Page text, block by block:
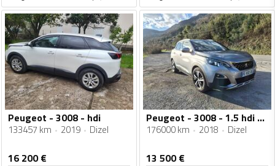
Peugeot - 3008 - hdi
133457 km 2019 Dizel
16 200€
Peugeot - 3008 - 1.5 hdi allure
176000 km 2018 Dizel
13 500€